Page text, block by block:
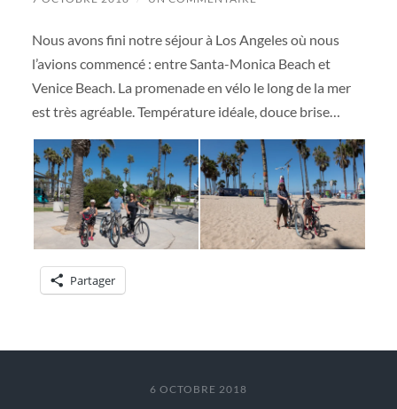
Nous avons fini notre séjour à Los Angeles où nous
l’avions commencé : entre Santa-Monica Beach et
Venice Beach. La promenade en vélo le long de la mer
est très agréable. Température idéale, douce brise…
Partager
6 OCTOBRE 2018